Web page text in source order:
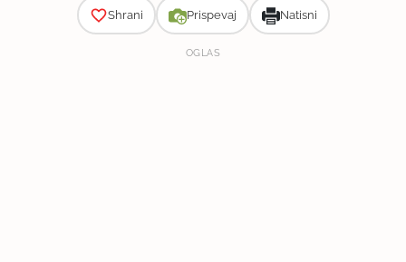
Shrani Prispevaj Natisni
OGLAS